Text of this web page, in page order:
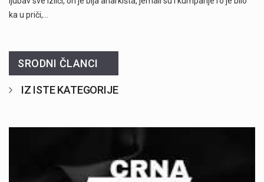
ka u priči,…
SRODNI ČLANCI
IZ ISTE KATEGORIJE